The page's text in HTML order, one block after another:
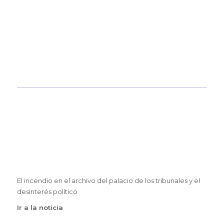
El incendio en el archivo del palacio de los tribunales y el
desinterés político
Ir a la noticia